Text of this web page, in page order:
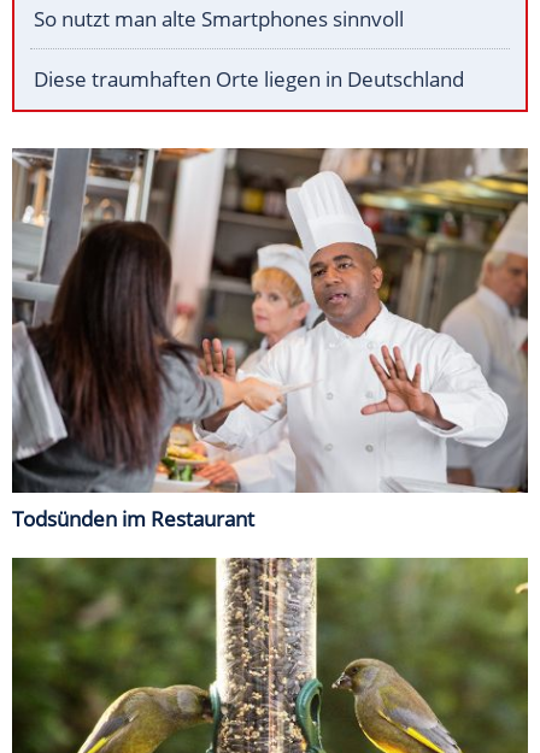
So nutzt man alte Smartphones sinnvoll
Diese traumhaften Orte liegen in Deutschland
Todsünden im Restaurant